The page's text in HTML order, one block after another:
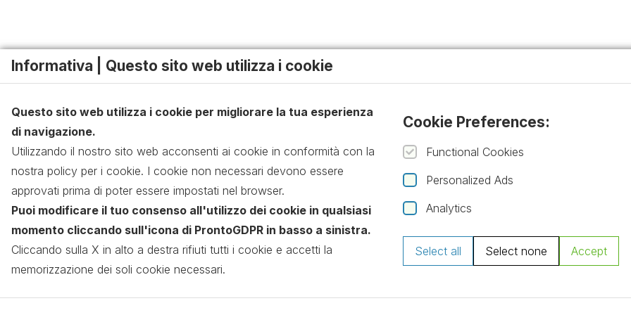
Informativa | Questo sito web utilizza i cookie
Questo sito web utilizza i cookie per migliorare la tua esperienza
di navigazione.
Utilizzando il nostro sito web acconsenti ai cookie in conformità con la
nostra policy per i cookie. I cookie non necessari devono essere
approvati prima di poter essere impostati nel browser.
Puoi modificare il tuo consenso all'utilizzo dei cookie in qualsiasi
momento cliccando sull'icona di ProntoGDPR in basso a sinistra.
Cliccando sulla X in alto a destra rifiuti tutti i cookie e accetti la
memorizzazione dei soli cookie necessari.
Cookie Preferences:
Functional Cookies
Personalized Ads
Analytics
Select all Select none Accept